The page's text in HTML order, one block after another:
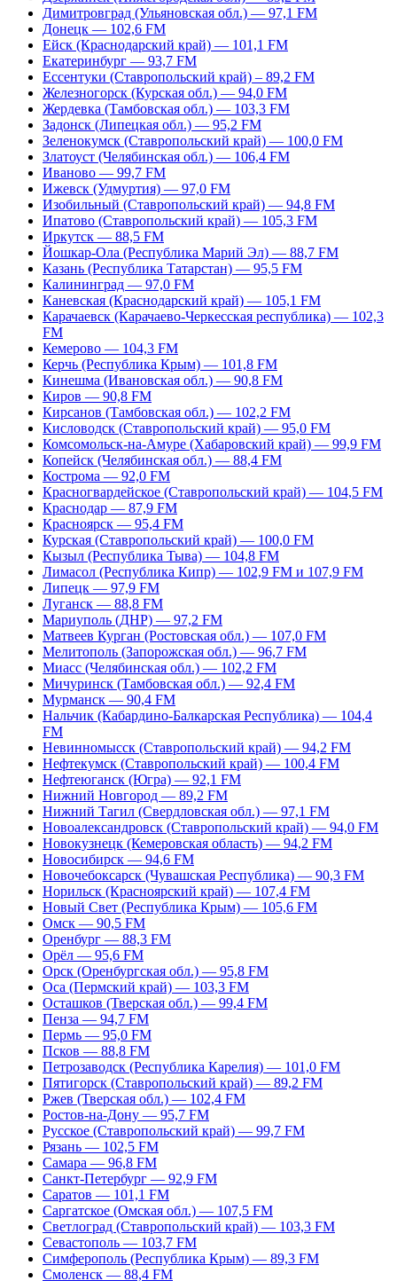
Димитровград (Ульяновская обл.) — 97,1 FM
Донецк — 102,6 FM
Ейск (Краснодарский край) — 101,1 FM
Екатеринбург — 93,7 FM
Ессентуки (Ставропольский край) – 89,2 FM
Железногорск (Курская обл.) — 94,0 FM
Жердевка (Тамбовская обл.) — 103,3 FM
Задонск (Липецкая обл.) — 95,2 FM
Зеленокумск (Ставропольский край) — 100,0 FM
Златоуст (Челябинская обл.) — 106,4 FM
Иваново — 99,7 FM
Ижевск (Удмуртия) — 97,0 FM
Изобильный (Ставропольский край) — 94,8 FM
Ипатово (Ставропольский край) — 105,3 FM
Иркутск — 88,5 FM
Йошкар-Ола (Республика Марий Эл) — 88,7 FM
Казань (Республика Татарстан) — 95,5 FM
Калининград — 97,0 FM
Каневская (Краснодарский край) — 105,1 FM
Карачаевск (Карачаево-Черкесская республика) — 102,3
FM
Кемерово — 104,3 FM
Керчь (Республика Крым) — 101,8 FM
Кинешма (Ивановская обл.) — 90,8 FM
Киров — 90,8 FM
Кирсанов (Тамбовская обл.) — 102,2 FM
Кисловодск (Ставропольский край) — 95,0 FM
Комсомольск-на-Амуре (Хабаровский край) — 99,9 FM
Копейск (Челябинская обл.) — 88,4 FM
Кострома — 92,0 FM
Красногвардейское (Ставропольский край) — 104,5 FM
Краснодар — 87,9 FM
Красноярск — 95,4 FM
Курская (Ставропольский край) — 100,0 FM
Кызыл (Республика Тыва) — 104,8 FM
Лимасол (Республика Кипр) — 102,9 FM и 107,9 FM
Липецк — 97,9 FM
Луганск — 88,8 FM
Мариуполь (ДНР) — 97,2 FM
Матвеев Курган (Ростовская обл.) — 107,0 FM
Мелитополь (Запорожская обл.) — 96,7 FM
Миасс (Челябинская обл.) — 102,2 FM
Мичуринск (Тамбовская обл.) — 92,4 FM
Мурманск — 90,4 FM
Нальчик (Кабардино-Балкарская Республика) — 104,4
FM
Невинномысск (Ставропольский край) — 94,2 FM
Нефтекумск (Ставропольский край) — 100,4 FM
Нефтеюганск (Югра) — 92,1 FM
Нижний Новгород — 89,2 FM
Нижний Тагил (Свердловская обл.) — 97,1 FM
Новоалександровск (Ставропольский край) — 94,0 FM
Новокузнецк (Кемеровская область) — 94,2 FM
Новосибирск — 94,6 FM
Новочебоксарск (Чувашская Республика) — 90,3 FM
Норильск (Красноярский край) — 107,4 FM
Новый Свет (Республика Крым) — 105,6 FM
Омск — 90,5 FM
Оренбург — 88,3 FM
Орёл — 95,6 FM
Орск (Оренбургская обл.) — 95,8 FM
Оса (Пермский край) — 103,3 FM
Осташков (Тверская обл.) — 99,4 FM
Пенза — 94,7 FM
Пермь — 95,0 FM
Псков — 88,8 FM
Петрозаводск (Республика Карелия) — 101,0 FM
Пятигорск (Ставропольский край) — 89,2 FM
Ржев (Тверская обл.) — 102,4 FM
Ростов-на-Дону — 95,7 FM
Русское (Ставропольский край) — 99,7 FM
Рязань — 102,5 FM
Самара — 96,8 FM
Санкт-Петербург — 92,9 FM
Саратов — 101,1 FM
Саргатское (Омская обл.) — 107,5 FM
Светлоград (Ставропольский край) — 103,3 FM
Севастополь — 103,7 FM
Симферополь (Республика Крым) — 89,3 FM
Смоленск — 88,4 FM